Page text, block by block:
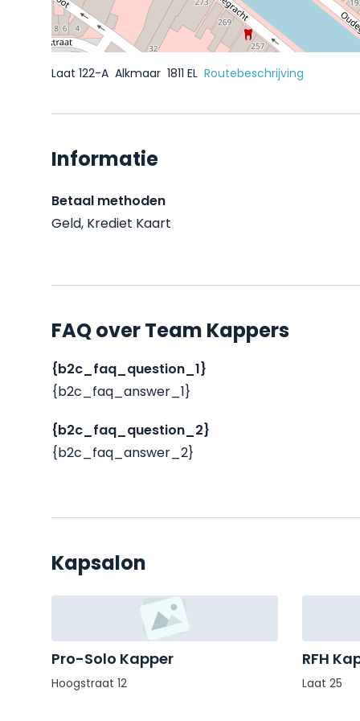
Laat 122-A Alkmaar 1811 EL Routebeschrijving
Informatie
Betaal methoden
Geld, Krediet Kaart
FAQ over Team Kappers
{b2c_faq_question_1}
{b2c_faq_answer_1}
{b2c_faq_question_2}
{b2c_faq_answer_2}
Kapsalon
Pro-Solo Kapper
Hoogstraat 12
RFH
Laat 25